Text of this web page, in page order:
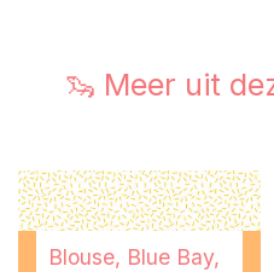
🦦 Meer uit
Blouse, Blue Bay,